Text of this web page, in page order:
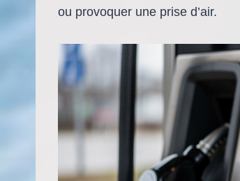
ou provoquer une prise d’air.